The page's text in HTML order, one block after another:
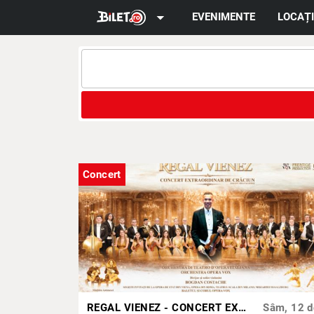
arrow_drop_down EVENIMENTE LOCAȚII
Concert
REGAL VIENEZ - CONCERT EXTRAORDINAR DE CRACIUN | PITESTI Sâm, 12